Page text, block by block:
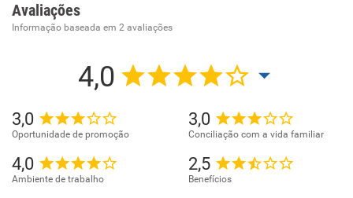
Avaliações
Informação baseada em 2 avaliações
4,0
3,0
Oportunidade de promoção
3,0
Conciliação com a vida familiar
4,0
Ambiente de trabalho
2,5
Benefícios